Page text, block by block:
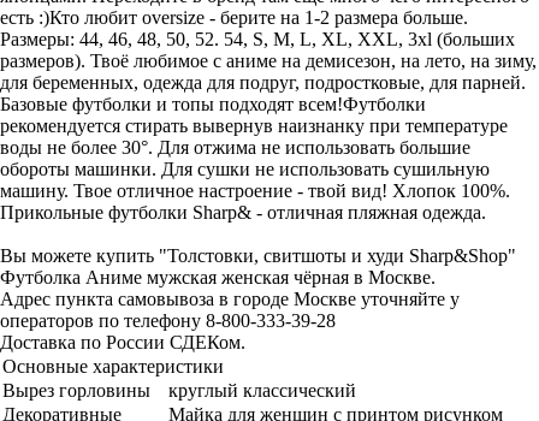
есть :)Кто любит oversize - берите на 1-2 размера больше.
Размеры: 44, 46, 48, 50, 52. 54, S, M, L, XL, XXL, 3xl (больших
размеров). Твоё любимое с аниме на демисезон, на лето, на зиму,
для беременных, одежда для подруг, подростковые, для парней.
Базовые футболки и топы подходят всем!Футболки
рекомендуется стирать вывернув наизнанку при температуре
воды не более 30°. Для отжима не использовать большие
обороты машинки. Для сушки не использовать сушильную
машину. Твое отличное настроение - твой вид! Хлопок 100%.
Прикольные футболки Sharp& - отличная пляжная одежда.
Вы можете купить "Толстовки, свитшоты и худи Sharp&Shop"
Футболка Аниме мужская женская чёрная в Москве.
Адрес пункта самовывоза в городе Москве уточняйте у
операторов по телефону 8-800-333-39-28
Доставка по России СДЕКом.
Основные характеристики
Вырез горловины
круглый классический
Декоративные
Майка для женщин с принтом рисунком